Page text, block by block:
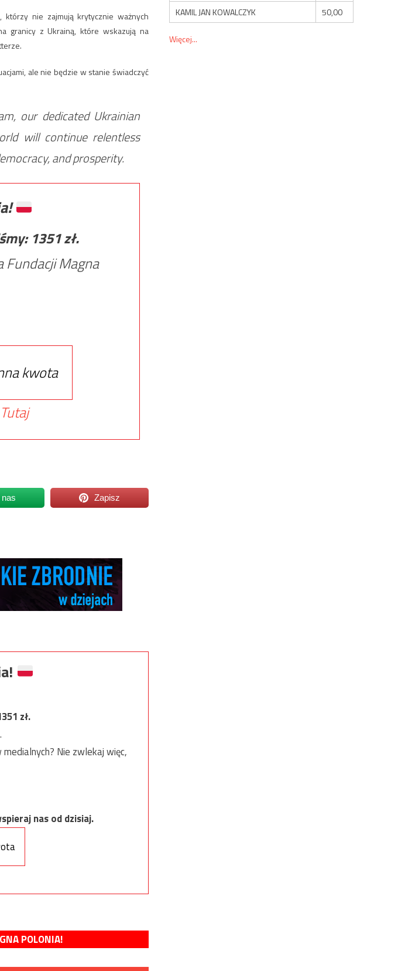
którzy nie zajmują krytycznie ważnych
granicy z Ukrainą, które wskazują na
ale nie będzie w stanie świadczyć
our dedicated Ukrainian
will continue relentless
and prosperity.
1351zł.
Magna
kwota
Tutaj
Zapisz
zł.
Nie zwlekaj więc,
nas od dzisiaj.
POLONIA!
KAMIL JAN KOWALCZYK
50,00
Więcej...